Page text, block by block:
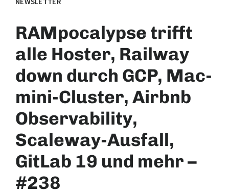
RAMpocalypse trifft
alle Hoster, Railway
down durch GCP, Mac-
mini-Cluster, Airbnb
Observability,
Scaleway-Ausfall,
GitLab 19 und mehr –
#238